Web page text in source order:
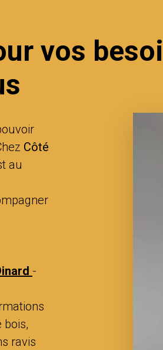
vos
Côté
au
-
bois,
ravis